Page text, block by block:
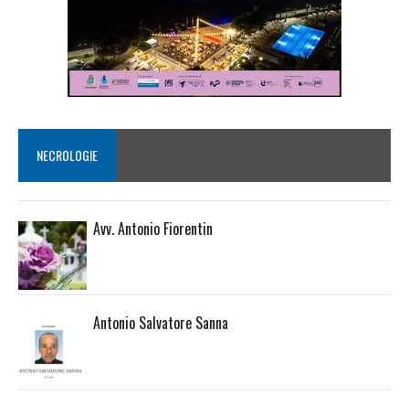
NECROLOGIE
Avv. Antonio Fiorentin
Antonio Salvatore Sanna